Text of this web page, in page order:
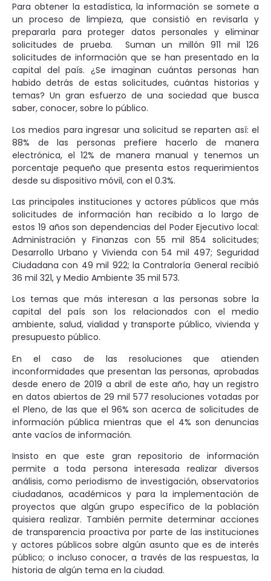
Para obtener la estadística, la información se somete a
un proceso de limpieza, que consistió en revisarla y
prepararla para proteger datos personales y eliminar
solicitudes de prueba. Suman un millón 911 mil 126
solicitudes de información que se han presentado en la
capital del país. ¿Se imaginan cuántas personas han
habido detrás de estas solicitudes, cuántas historias y
temas? Un gran esfuerzo de una sociedad que busca
saber, conocer, sobre lo público.
Los medios para ingresar una solicitud se reparten así: el
88% de las personas prefiere hacerlo de manera
electrónica, el 12% de manera manual y tenemos un
porcentaje pequeño que presenta estos requerimientos
desde su dispositivo móvil, con el 0.3%.
Las principales instituciones y actores públicos que más
solicitudes de información han recibido a lo largo de
estos 19 años son dependencias del Poder Ejecutivo local:
Administración y Finanzas con 55 mil 854 solicitudes;
Desarrollo Urbano y Vivienda con 54 mil 497; Seguridad
Ciudadana con 49 mil 922; la Contraloría General recibió
36 mil 321, y Medio Ambiente 35 mil 573.
Los temas que más interesan a las personas sobre la
capital del país son los relacionados con el medio
ambiente, salud, vialidad y transporte público, vivienda y
presupuesto público.
En el caso de las resoluciones que atienden
inconformidades que presentan las personas, aprobadas
desde enero de 2019 a abril de este año, hay un registro
en datos abiertos de 29 mil 577 resoluciones votadas por
el Pleno, de las que el 96% son acerca de solicitudes de
información pública mientras que el 4% son denuncias
ante vacíos de información.
Insisto en que este gran repositorio de información
permite a toda persona interesada realizar diversos
análisis, como periodismo de investigación, observatorios
ciudadanos, académicos y para la implementación de
proyectos que algún grupo específico de la población
quisiera realizar. También permite determinar acciones
de transparencia proactiva por parte de las instituciones
y actores públicos sobre algún asunto que es de interés
público; o incluso conocer, a través de las respuestas, la
historia de algún tema en la ciudad.